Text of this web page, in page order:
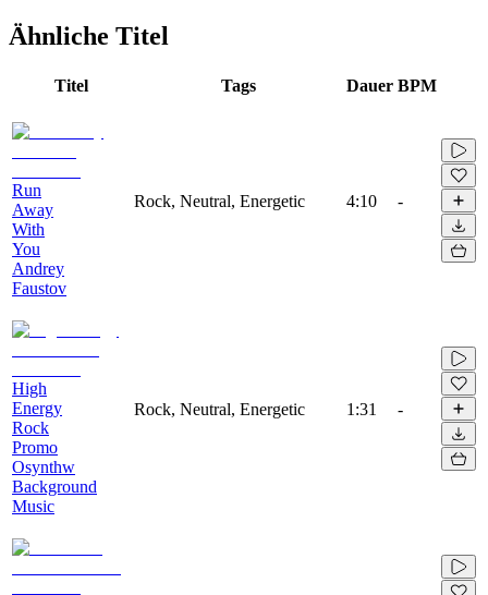
Ähnliche Titel
Titel Tags Dauer BPM
Run
Away
With
You
Andrey
Faustov
Rock, Neutral, Energetic 4:10 -
High
Energy
Rock
Promo
Osynthw
Background
Music
Rock, Neutral, Energetic 1:31 -